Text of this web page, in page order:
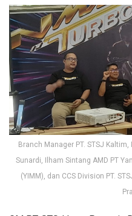
Branch Manager PT. STSJ Kaltim,
Sunardi, Ilham Sintang AMD PT
(YIMM), dan CCS Division PT.